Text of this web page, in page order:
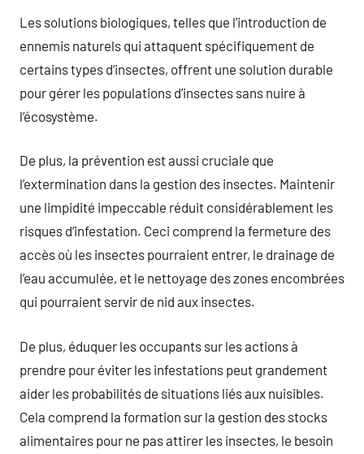
Les solutions biologiques, telles que l’introduction de
ennemis naturels qui attaquent spécifiquement de
certains types d’insectes, offrent une solution durable
pour gérer les populations d’insectes sans nuire à
l’écosystème.
De plus, la prévention est aussi cruciale que
l’extermination dans la gestion des insectes. Maintenir
une limpidité impeccable réduit considérablement les
risques d’infestation. Ceci comprend la fermeture des
accès où les insectes pourraient entrer, le drainage de
l’eau accumulée, et le nettoyage des zones encombrées
qui pourraient servir de nid aux insectes.
De plus, éduquer les occupants sur les actions à
prendre pour éviter les infestations peut grandement
aider les probabilités de situations liés aux nuisibles.
Cela comprend la formation sur la gestion des stocks
alimentaires pour ne pas attirer les insectes, le besoin